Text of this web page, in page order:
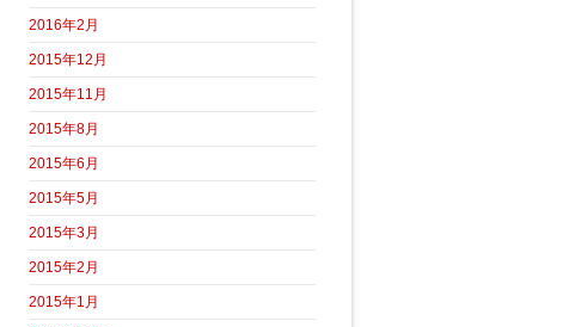
2016年2月
2015年12月
2015年11月
2015年8月
2015年6月
2015年5月
2015年3月
2015年2月
2015年1月